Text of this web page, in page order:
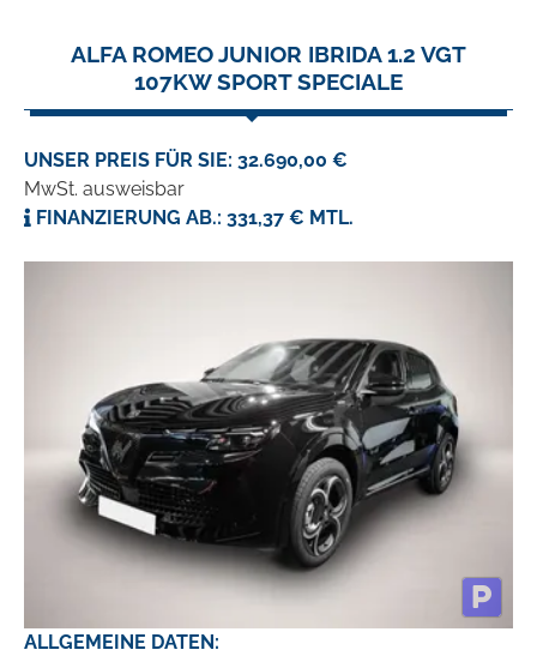
ALFA ROMEO JUNIOR IBRIDA 1.2 VGT
107KW SPORT SPECIALE
UNSER PREIS FÜR SIE: 32.690,00 €
MwSt. ausweisbar
FINANZIERUNG AB.: 331,37 € MTL.
ALLGEMEINE DATEN: